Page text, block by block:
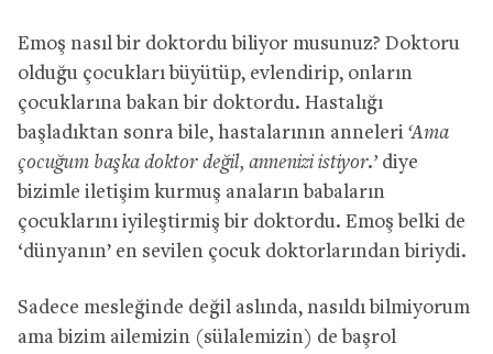
Emoş nasıl bir doktordu biliyor musunuz? Doktoru
olduğu çocukları büyütüp, evlendirip, onların
çocuklarına bakan bir doktordu. Hastalığı
başladıktan sonra bile, hastalarının anneleri ‘Ama
çocuğum başka doktor değil, annenizi istiyor.’ diye
bizimle iletişim kurmuş anaların babaların
çocuklarını iyileştirmiş bir doktordu. Emoş belki de
‘dünyanın’ en sevilen çocuk doktorlarından biriydi.
Sadece mesleğinde değil aslında, nasıldı bilmiyorum
ama bizim ailemizin (sülalemizin) de başrol